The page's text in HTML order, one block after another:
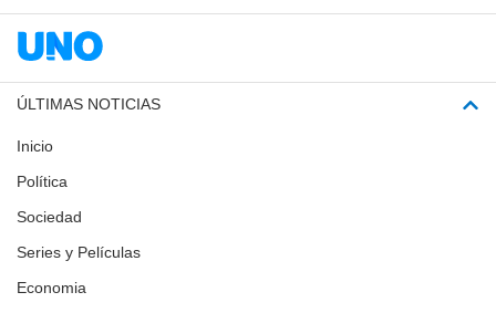
ÚLTIMAS NOTICIAS
Inicio
Política
Sociedad
Series y Películas
Economia